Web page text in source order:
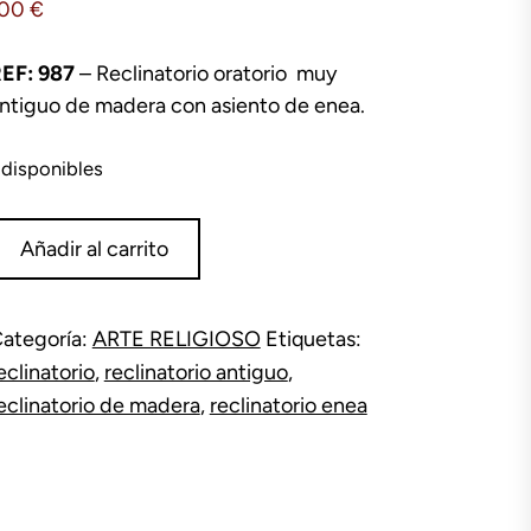
€
987– Reclinatorio oratorio muy
de madera con asiento de enea.
disponibles
Añadir al carrito
ARTE RELIGIOSO Etiquetas:
, reclinatorio antiguo,
de madera, reclinatorio enea